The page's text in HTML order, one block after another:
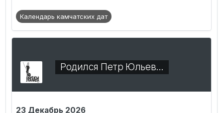
Календарь камчатских дат
Родился Петр Юльев…
23 Декабрь 2026